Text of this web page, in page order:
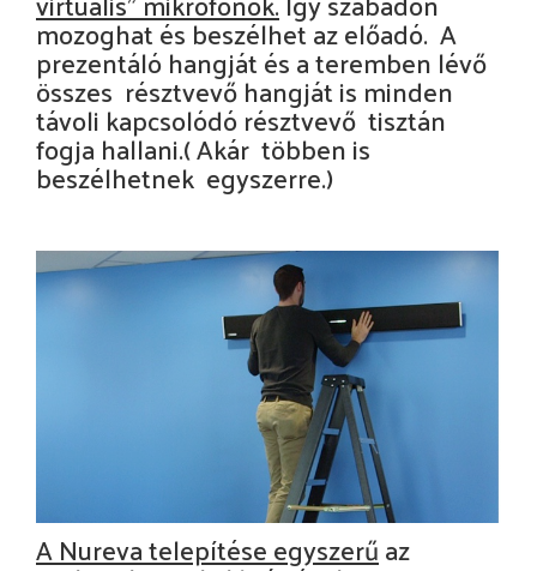
mozoghat és beszélhet az előadó. A
prezentáló hangját és a teremben lévő
összes résztvevő hangját is minden
távoli kapcsolódó résztvevő tisztán
fogja hallani.( Akár többen is
beszélhetnek egyszerre.)
A Nureva telepítése egyszerűaz